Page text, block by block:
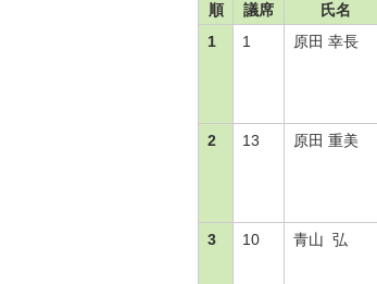
年金・保険
環境・ゴミ
安全・防犯
順
議席 氏名
1
1 原田 幸長
2 13 原田 重美
3 10 青山 弘